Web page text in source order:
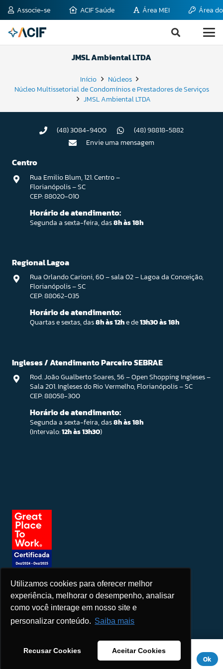
Utilizamos cookies para oferecer melhor
experiência, melhorar o desempenho, analisar
como você interage em nosso site e
personalizar conteúdo. Saiba mais
Recusar Cookies Aceitar Cookies
Associe-se ACIF Saúde Área MEI Área
JMSL Ambiental LTDA
Início
Núcleos
Núcleo Multissetorial de Condomínios e Prestadores de Serviços
JMSL Ambiental LTDA
(48) 3084-9400
(48) 98818-5882
Envie uma mensagem
Centro
Rua Emilio Blum, 121. Centro –
Florianópolis – SC
CEP: 88020-010
Horário de atendimento:
Segunda a sexta-feira, das8h às 18h
Regional Lagoa
Rua Orlando Carioni, 60 – sala 02 – Lagoa da Conceição,
Florianópolis – SC
CEP: 88062-035
Horário de atendimento:
Quartas e sextas, das8h às 12he de13h30 às 18h
Ingleses / Atendimento Parceiro SEBRAE
Rod. João Gualberto Soares, 56 – Open Shopping Ingleses –
Sala 201. Ingleses do Rio Vermelho, Florianópolis – SC
CEP: 88058-300
Horário de atendimento:
Segunda a sexta-feira, das8h às 18h
(Intervalo:12h às 13h30)
Seja um patrocinador
Este site usa cookies para melhorar sua experiência. Se você
continuar a usar este site, você concorda com ele.Aviso de
Ok